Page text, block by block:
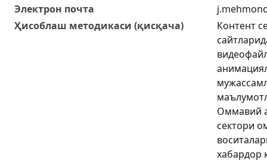
Электрон почта
Ҳисоблаш методикаси (қисқача)
Контент
Оммавий
сектори
хабардор